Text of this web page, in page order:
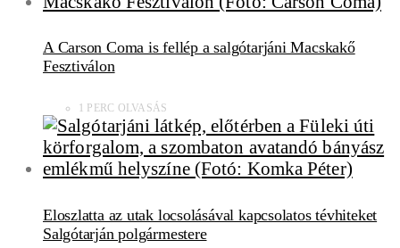
A Carson Coma is fellép a salgótarjáni Macskakő
Fesztiválon
1 PERC OLVASÁS
Eloszlatta az utak locsolásával kapcsolatos tévhiteket
Salgótarján polgármestere